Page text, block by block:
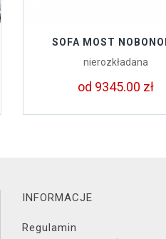
SOFA MOST
nierozkładana
od 9345.00 zł
INFORMACJE
Regulamin